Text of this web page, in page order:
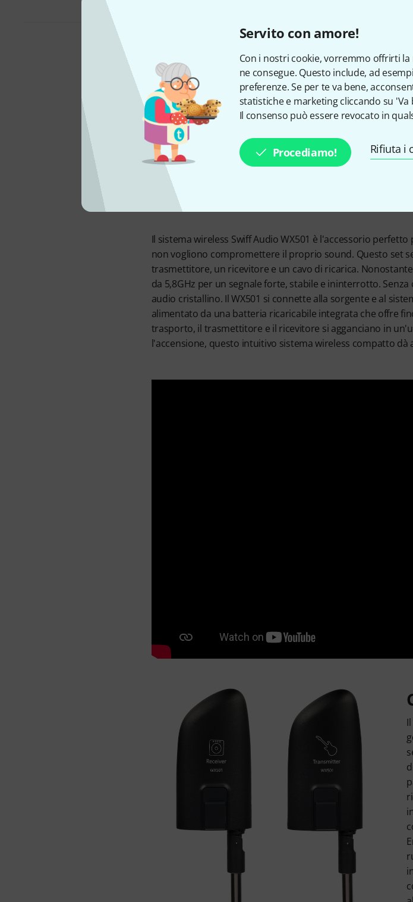
Servito con amore!
Con i nostri cookie, vorremmo offrirti
ne consegue. Questo include, ad
preferenze. Se per te va bene,
statistiche e marketing cliccando su 'Va
Il consenso può essere revocato in
Procediamo! Rifiuta i
Tutto il
Il sistema wireless Swiff Audio WX501 è l'accessorio
non vogliono compromettere il proprio sound. Questo set
trasmettitore, un ricevitore e un cavo di ricarica.
da 5,8GHz per un segnale forte, stabile e ininterrotto.
audio cristallino. Il WX501 si connette alla sorgente e al
alimentato da una batteria ricaricabile integrata che offre
trasporto, il trasmettitore e il ricevitore si agganciano in
l'accensione, questo intuitivo sistema wireless compatto